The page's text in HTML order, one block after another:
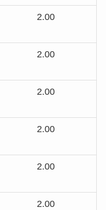
2.00
2.00
2.00
2.00
2.00
2.00